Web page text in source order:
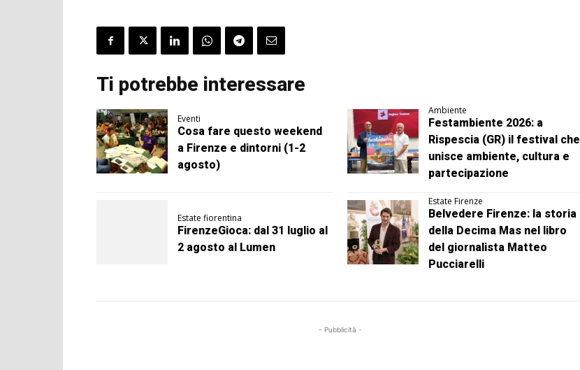
Ti potrebbe interessare
Eventi
Cosa fare questo weekend
a Firenze e dintorni (1-2
agosto)
Ambiente
Festambiente 2026: a
Rispescia (GR) il festival che
unisce ambiente, cultura e
partecipazione
Estate fiorentina
FirenzeGioca: dal 31 luglio al
2 agosto al Lumen
Estate Firenze
Belvedere Firenze: la storia
della Decima Mas nel libro
del giornalista Matteo
Pucciarelli
- Pubblicità -